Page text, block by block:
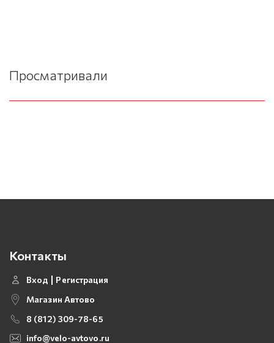
Просматривали
Контакты
Вход
Регистрация
Магазин Автово
8 (812) 309-78-65
info@velo-avtovo.ru